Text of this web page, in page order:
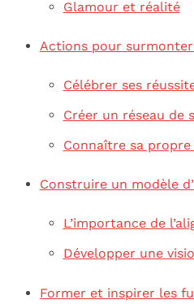
Glamour et réalité
Actions pour
Célébrer ses
Créer un réseau de
Connaître sa propre
Construire un modèle
L’importance de
Développer une
Former et inspirer les